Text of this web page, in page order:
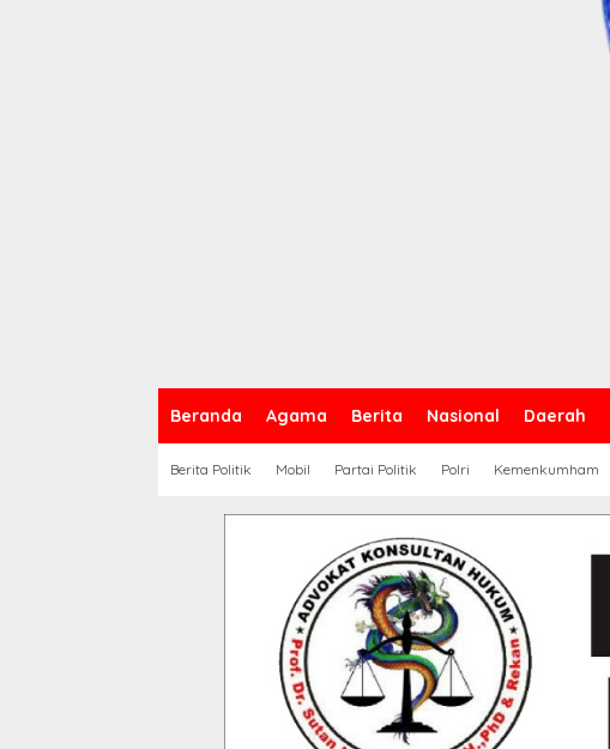
Beranda Agama Berita Nasional Daerah
Berita Politik Mobil Partai Politik Polri Kemenkumham